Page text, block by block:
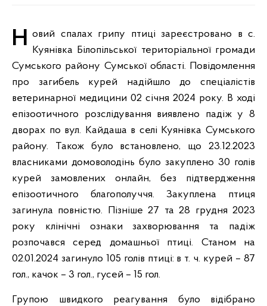
Новий спалах грипу птиці зареєстровано в с. Куянівка Білопільської територіальної громади
Сумського району Сумської області. Повідомлення
про загибель курей надійшло до спеціалістів
ветеринарної медицини 02 січня 2024 року. В ході
епізоотичного розслідування виявлено падіж у 8
дворах по вул. Кайдаша в селі Куянівка Сумського
району. Також було встановлено, що 23.12.2023
власниками домоволодінь було закуплено 30 голів
курей замовлених онлайн, без підтвердження
епізоотичного благополуччя. Закуплена птиця
загинула повністю. Пізніше 27 та 28 грудня 2023
року клінічні ознаки захворювання та падіж
розпочався серед домашньої птиці. Станом на
02.01.2024 загинуло 105 голів птиці: в т. ч. курей – 87
гол., качок – 3 гол., гусей – 15 гол.
Групою швидкого реагування було відібрано